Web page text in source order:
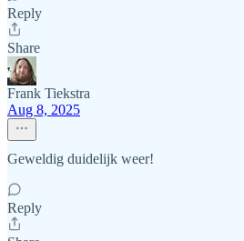
Reply
Share
Frank Tiekstra
Aug 8, 2025
Geweldig duidelijk weer!
Reply